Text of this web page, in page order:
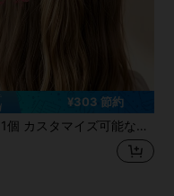
¥303 節約
1個 カスタマイズ可能な鉛筆リボンヘアアクセサリー、パーソナライズされたリボンヘアタイ、カスタム女性用リボンヘアタイ、新学期・卒業式学生用ヘアアクセサリー